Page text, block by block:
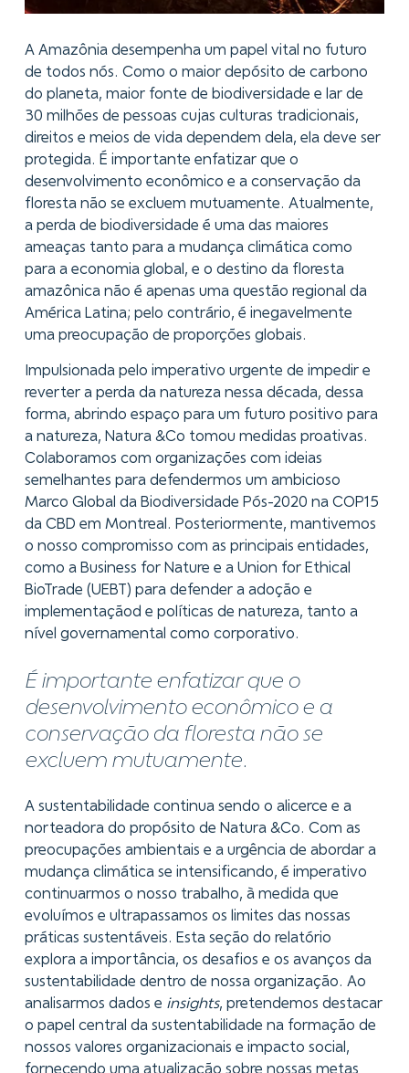
A Amazônia desempenha um papel vital no futuro
de todos nós. Como o maior depósito de carbono
do planeta, maior fonte de biodiversidade e lar de
30 milhões de pessoas cujas culturas tradicionais,
direitos e meios de vida dependem dela, ela deve ser
protegida. É importante enfatizar que o
desenvolvimento econômico e a conservação da
floresta não se excluem mutuamente. Atualmente,
a perda de biodiversidade é uma das maiores
ameaças tanto para a mudança climática como
para a economia global, e o destino da floresta
amazônica não é apenas uma questão regional da
América Latina; pelo contrário, é inegavelmente
uma preocupação de proporções globais.
Impulsionada pelo imperativo urgente de impedir e
reverter a perda da natureza nessa década, dessa
forma, abrindo espaço para um futuro positivo para
a natureza, Natura &Co tomou medidas proativas.
Colaboramos com organizações com ideias
semelhantes para defendermos um ambicioso
Marco Global da Biodiversidade Pós-2020 na COP15
da CBD em Montreal. Posteriormente, mantivemos
o nosso compromisso com as principais entidades,
como a Business for Nature e a Union for Ethical
BioTrade (UEBT) para defender a adoção e
implementaçãod e políticas de natureza, tanto a
nível governamental como corporativo.
É importante enfatizar que o
desenvolvimento econômico e a
conservação da floresta não se
excluem mutuamente.
A sustentabilidade continua sendo o alicerce e a
norteadora do propósito de Natura &Co. Com as
preocupações ambientais e a urgência de abordar a
mudança climática se intensificando, é imperativo
continuarmos o nosso trabalho, à medida que
evoluímos e ultrapassamos os limites das nossas
práticas sustentáveis. Esta seção do relatório
explora a importância, os desafios e os avanços da
sustentabilidade dentro de nossa organização. Ao
analisarmos dados e insights, pretendemos destacar
o papel central da sustentabilidade na formação de
nossos valores organizacionais e impacto social,
fornecendo uma atualização sobre nossas metas